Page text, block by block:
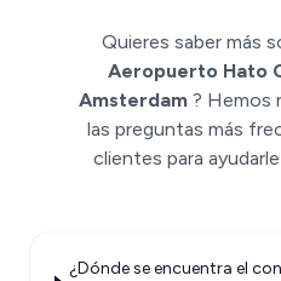
Quieres saber más
Aeropuerto Hato
Amsterdam ? Hemos
las preguntas más
clientes para
¿Dónde se encuentra el